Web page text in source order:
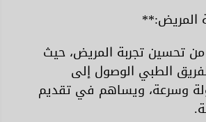
من تحسين تجربة المريض، حيث
الطبي الوصول إلى
وسرعة، ويساهم في تقديم